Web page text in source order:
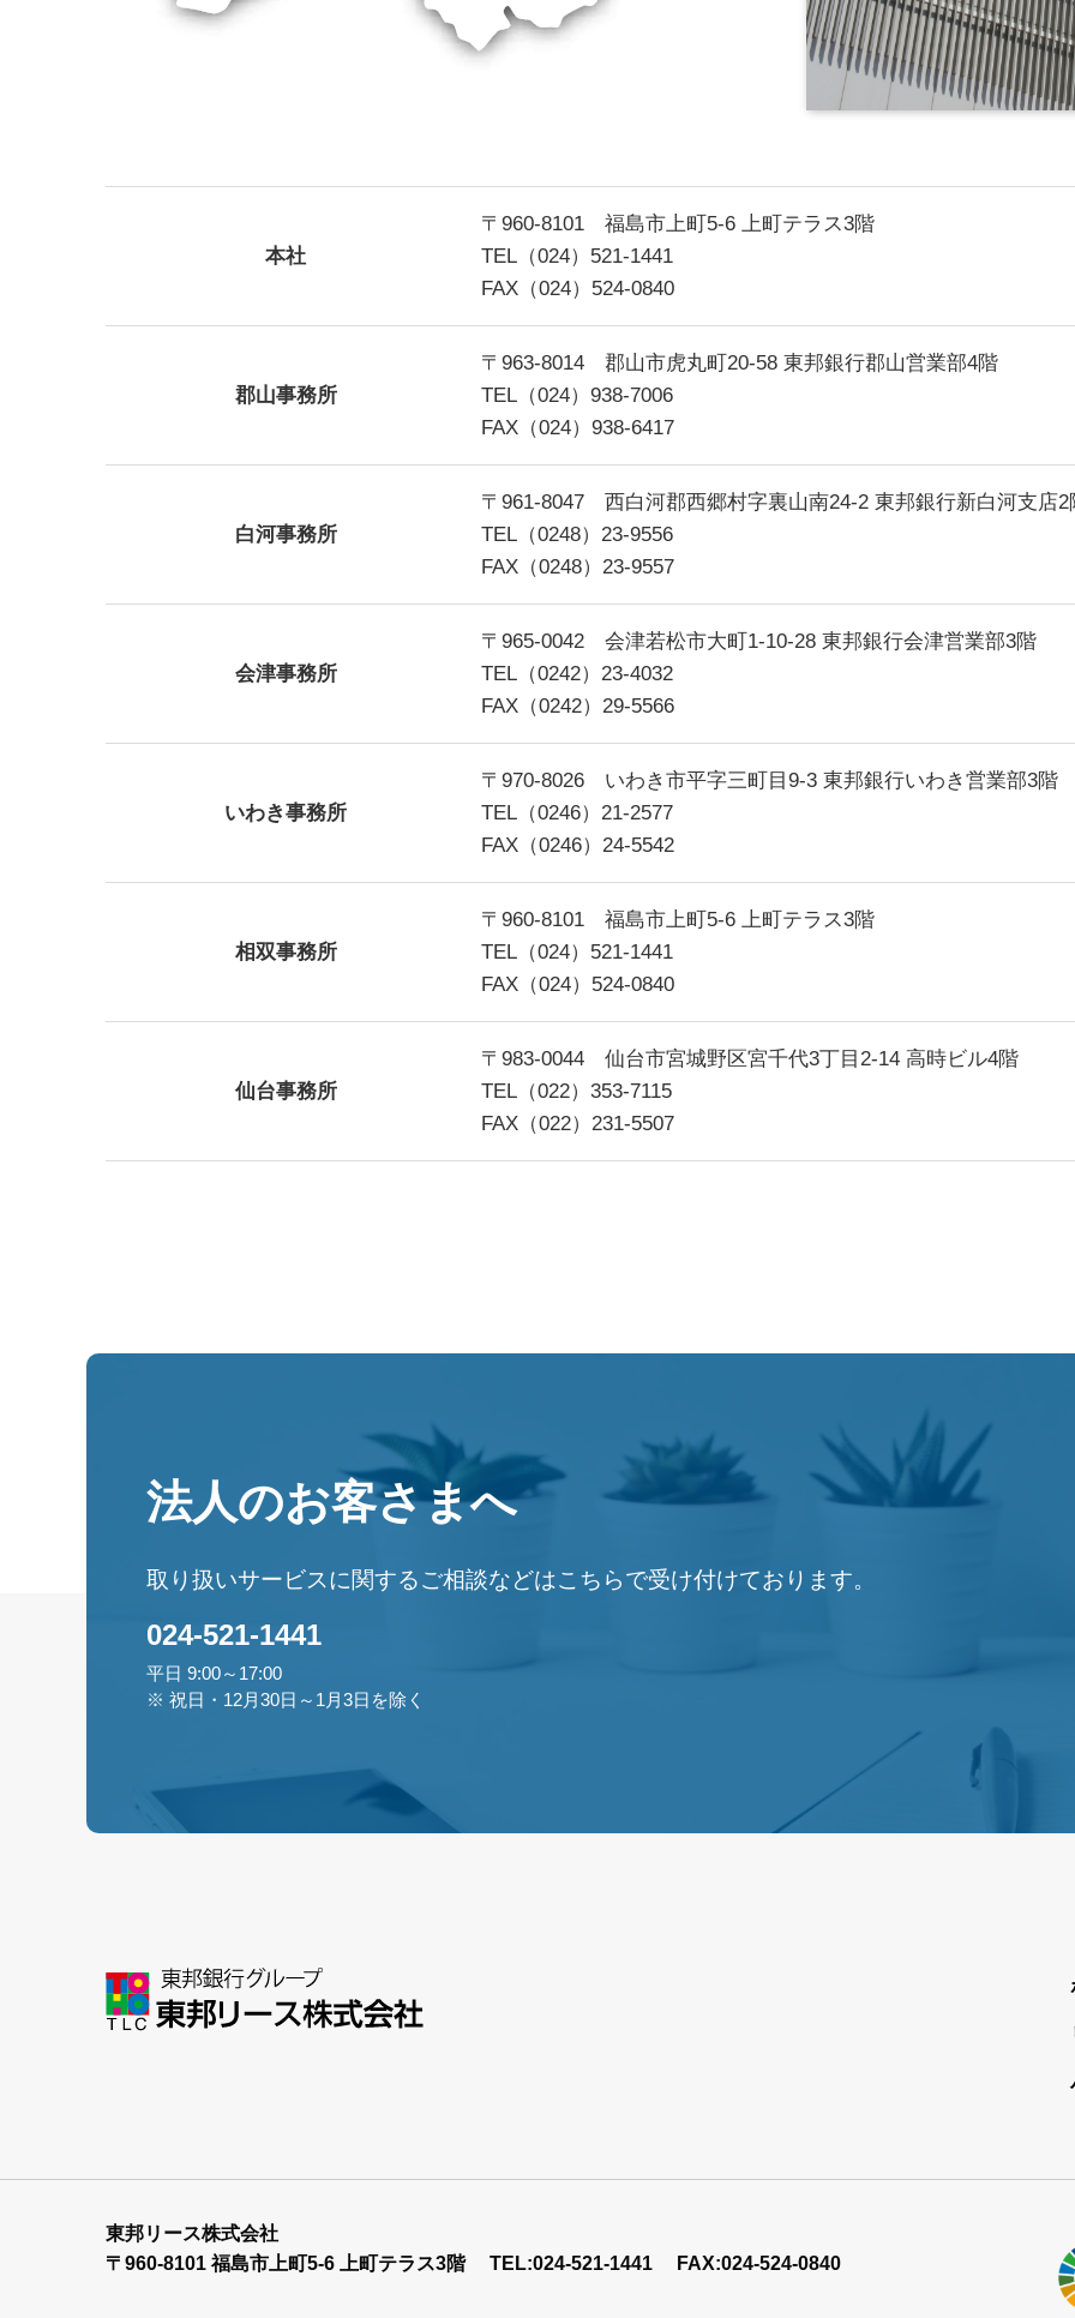
本社
〒960-8101 福島市上町5-6 上町テラス3階
TEL（024）521-1441
FAX（024）524-0840
郡山事務所
〒963-8014 郡山市虎丸町20-58 東邦銀行郡山営業部4階
TEL（024）938-7006
FAX（024）938-6417
白河事務所
〒961-8047 西白河郡西郷村字裏山南24-2 東邦銀行新白河支店2
TEL（0248）23-9556
FAX（0248）23-9557
会津事務所
〒965-0042 会津若松市大町1-10-28 東邦銀行会津営業部3階
TEL（0242）23-4032
FAX（0242）29-5566
いわき事務所
〒970-8026 いわき市平字三町目9-3 東邦銀行いわき営業部3階
TEL（0246）21-2577
FAX（0246）24-5542
相双事務所
〒960-8101 福島市上町5-6 上町テラス3階
TEL（024）521-1441
FAX（024）524-0840
仙台事務所
〒983-0044 仙台市宮城野区宮千代3丁目2-14 高時ビル4階
TEL（022）353-7115
FAX（022）231-5507
法人のお客さまへ
取り扱いサービスに関するご相談などはこちらで受け付けております。
024-521-1441
平日 9:00～17:00
※ 祝日・12月30日～1月3日を除く
東邦リース株式会社
〒960-8101 福島市上町5-6 上町テラス3階
TEL:024-521-1441 FAX:024-524-0840